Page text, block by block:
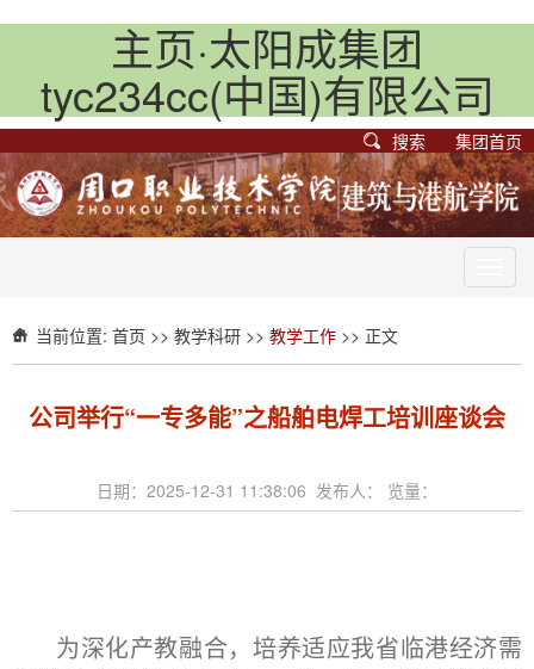
主页·太阳成集团
tyc234cc(中国)有限公司
搜索 集团首页
当前位置: 首页 >> 教学科研 >> 教学工作 >> 正文
公司举行“一专多能”之船舶电焊工培训座谈会
日期：2025-12-31 11:38:06 发布人： 览量：
为深化产教融合，培养适应我省临港经济需